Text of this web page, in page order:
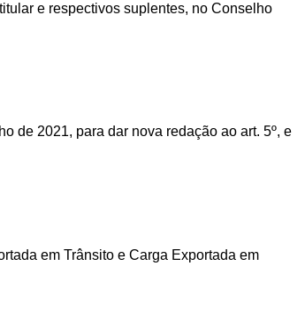
e respectivos suplentes, no Conselho
de 2021, para dar nova redação ao art. 5º, e
em Trânsito e Carga Exportada em